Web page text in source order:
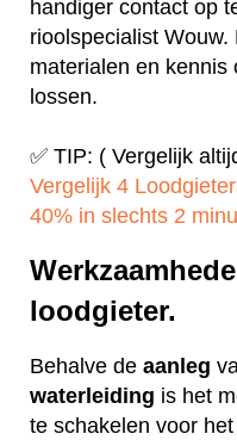
handiger contact op
rioolspecialist
materialen en kennis
lossen.
✅ TIP: ( Vergelijk
Vergelijk 4
40% in slechts 2
loodgieter.
Behalve de aanleg
waterleiding is het
te schakelen voor